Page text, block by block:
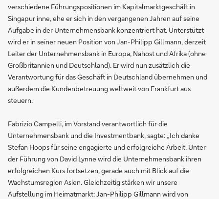
verschiedene Führungspositionen im Kapitalmarktgeschäft in
Singapur inne, ehe er sich in den vergangenen Jahren auf seine
Aufgabe in der Unternehmensbank konzentriert hat. Unterstützt
wird er in seiner neuen Position von Jan-Philipp Gillmann, derzeit
Leiter der Unternehmensbank in Europa, Nahost und Afrika (ohne
Großbritannien und Deutschland). Er wird nun zusätzlich die
Verantwortung für das Geschäft in Deutschland übernehmen und
außerdem die Kundenbetreuung weltweit von Frankfurt aus
steuern.
Fabrizio Campelli, im Vorstand verantwortlich für die
Unternehmensbank und die Investmentbank, sagte: „Ich danke
Stefan Hoops für seine engagierte und erfolgreiche Arbeit. Unter
der Führung von David Lynne wird die Unternehmensbank ihren
erfolgreichen Kurs fortsetzen, gerade auch mit Blick auf die
Wachstumsregion Asien. Gleichzeitig stärken wir unsere
Aufstellung im Heimatmarkt: Jan-Philipp Gillmann wird von